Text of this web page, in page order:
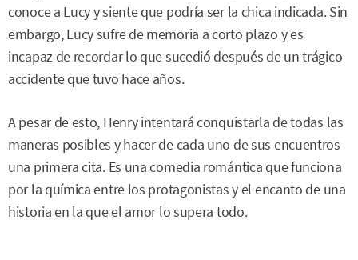
conoce a Lucy y siente que podría ser la chica indicada. Sin
embargo, Lucy sufre de memoria a corto plazo y es
incapaz de recordar lo que sucedió después de un trágico
accidente que tuvo hace años.
A pesar de esto, Henry intentará conquistarla de todas las
maneras posibles y hacer de cada uno de sus encuentros
una primera cita. Es una comedia romántica que funciona
por la química entre los protagonistas y el encanto de una
historia en la que el amor lo supera todo.